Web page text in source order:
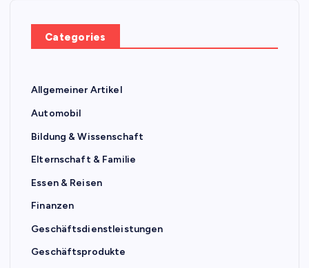
Categories
Allgemeiner Artikel
Automobil
Bildung & Wissenschaft
Elternschaft & Familie
Essen & Reisen
Finanzen
Geschäftsdienstleistungen
Geschäftsprodukte